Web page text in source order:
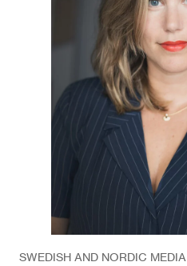
SWEDISH AND NORDIC MEDIA